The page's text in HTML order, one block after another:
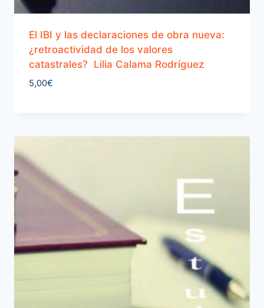
El IBI y las declaraciones de obra nueva:
¿retroactividad de los valores
catastrales? Lilia Calama Rodríguez
5,00€